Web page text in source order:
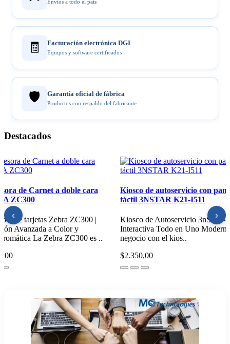
Envíos a todo el país
🧾 Facturación electrónica DGI
Equipos y software certificados
🛡️ Garantía oficial de fábrica
Productos con respaldo del fabricante
Destacados
‹
Industrial de Etiquetas
Industrial LTT644 |
Térmica de Alta Resolución
Impresora Indu..
Impresora de Carnet a
ZEBRA ZC300
Impresora de tarjetas Zebra
Impresión Avanzada a Color y
Monocromática La Zebra
$1.850,00
›